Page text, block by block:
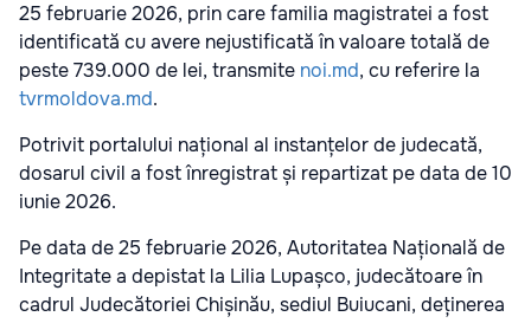
25 februarie 2026, prin care familia magistratei a fost
identificată cu avere nejustificată în valoare totală de
peste 739.000 de lei, transmite noi.md, cu referire la
tvrmoldova.md.
Potrivit portalului național al instanțelor de judecată,
dosarul civil a fost înregistrat și repartizat pe data de 10
iunie 2026.
Pe data de 25 februarie 2026, Autoritatea Națională de
Integritate a depistat la Lilia Lupașco, judecătoare în
cadrul Judecătoriei Chișinău, sediul Buiucani, deținerea